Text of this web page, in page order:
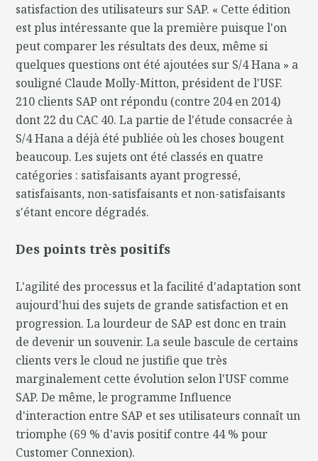
satisfaction des utilisateurs sur SAP. « Cette édition
est plus intéressante que la première puisque l'on
peut comparer les résultats des deux, même si
quelques questions ont été ajoutées sur S/4 Hana » a
souligné Claude Molly-Mitton, président de l'USF.
210 clients SAP ont répondu (contre 204 en 2014)
dont 22 du CAC 40. La partie de l'étude consacrée à
S/4 Hana a déjà été publiée où les choses bougent
beaucoup. Les sujets ont été classés en quatre
catégories : satisfaisants ayant progressé,
satisfaisants, non-satisfaisants et non-satisfaisants
s'étant encore dégradés.
Des points très positifs
L'agilité des processus et la facilité d'adaptation sont
aujourd'hui des sujets de grande satisfaction et en
progression. La lourdeur de SAP est donc en train
de devenir un souvenir. La seule bascule de certains
clients vers le cloud ne justifie que très
marginalement cette évolution selon l'USF comme
SAP. De même, le programme Influence
d'interaction entre SAP et ses utilisateurs connaît un
triomphe (69 % d'avis positif contre 44 % pour
Customer Connexion).